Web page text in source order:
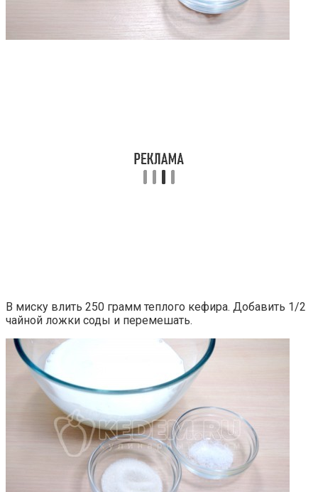
В миску влить 250 грамм теплого кефира. Добавить 1/2
чайной ложки соды и перемешать.